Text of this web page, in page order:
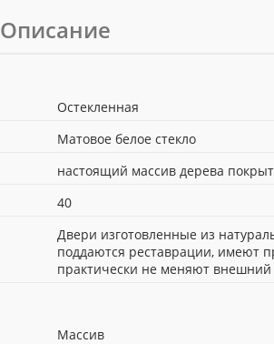
Остекленная
Матовое белое стекло
настоящий массив дерева
40
Двери изготовленные из
поддаются реставрации, имеют
практически не меняют внешний
Массив
Описание